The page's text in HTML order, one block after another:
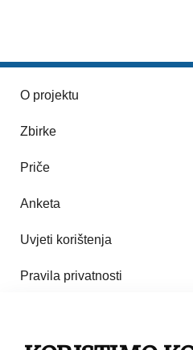
O projektu
Zbirke
Priče
Anketa
Uvjeti korištenja
Pravila privatnosti